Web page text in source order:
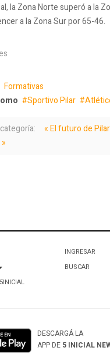
la Zona Norte superó a la
a la Zona Sur por 65-46.
Formativas
Sportivo Pilar
« El futuro de
INGRESAR
BUSCAR
DESCARGÁ LA
APP DE 5 INICIAL